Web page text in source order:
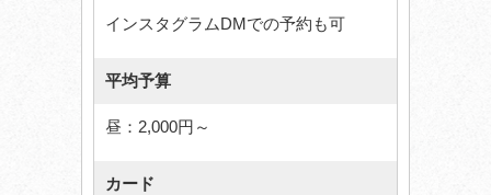
インスタグラムDMでの予約も可
平均予算
昼：2,000円～
カード